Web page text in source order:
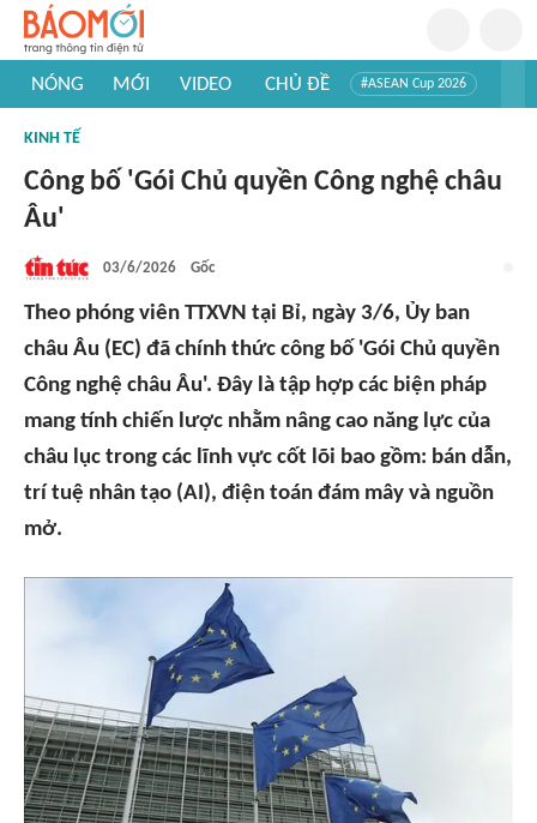
NÓNG MỚI VIDEO CHỦ ĐỀ #ASEAN Cup 2026
#Khám phá thế giới
KINH TẾ
Công bố 'Gói Chủ quyền Công nghệ châu
Âu'
03/6/2026 Gốc
Theo phóng viên TTXVN tại Bỉ, ngày 3/6, Ủy ban
châu Âu (EC) đã chính thức công bố 'Gói Chủ quyền
Công nghệ châu Âu'. Đây là tập hợp các biện pháp
mang tính chiến lược nhằm nâng cao năng lực của
châu lục trong các lĩnh vực cốt lõi bao gồm: bán dẫn,
trí tuệ nhân tạo (AI), điện toán đám mây và nguồn
mở.